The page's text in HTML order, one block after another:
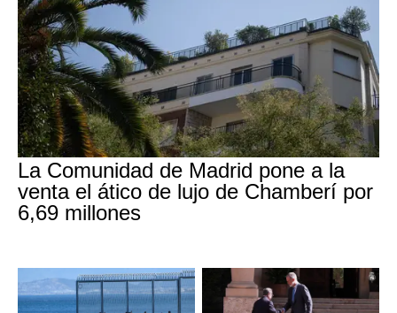
La Comunidad de Madrid pone a la
venta el ático de lujo de Chamberí por
6,69 millones